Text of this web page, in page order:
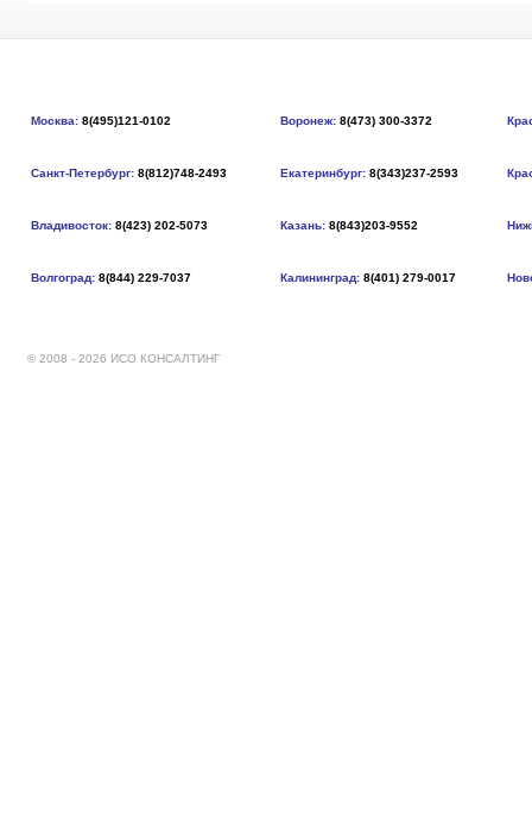
Москва: 8(495)121-0102 Воронеж: 8(473) 300-3372
Санкт-Петербург: 8(812)748-2493 Екатеринбург: 8(343)237-2593
Владивосток: 8(423) 202-5073 Казань: 8(843)203-9552
Волгоград: 8(844) 229-7037 Калининград: 8(401) 279-0017
© 2008 - 2026 ИСО КОНСАЛТИНГ